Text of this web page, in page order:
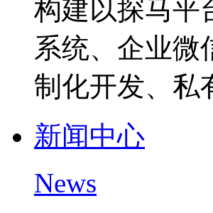
构建以探马平
系统、企业微
制化开发、私
新闻中心
News